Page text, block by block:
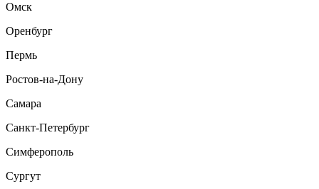
Омск
Оренбург
Пермь
Ростов-на-Дону
Самара
Санкт-Петербург
Симферополь
Сургут